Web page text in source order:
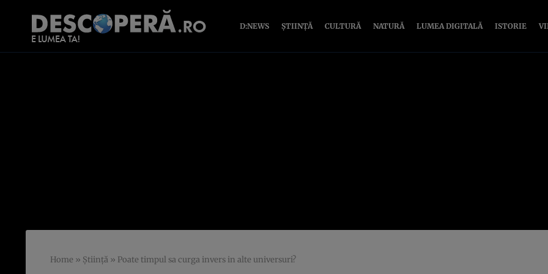
D:NEWS ȘTIINȚĂ CULTURĂ NATURĂ LUMEA DIGITALĂ ISTORIE
Home » Știință » Poate timpul sa curga invers in alte universuri?